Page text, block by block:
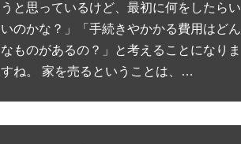
うと思っているけど、最初に何をしたらい
いのかな？」「手続きやかかる費用はどん
なものがあるの？」と考えることになりま
すね。 家を売るということは、…